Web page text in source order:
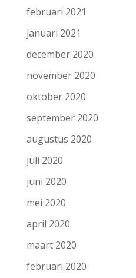
februari 2021
januari 2021
december 2020
november 2020
oktober 2020
september 2020
augustus 2020
juli 2020
juni 2020
mei 2020
april 2020
maart 2020
februari 2020